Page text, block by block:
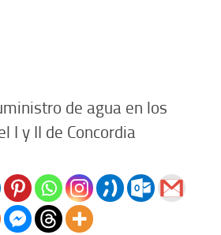
de agua en los
I y II de Concordia